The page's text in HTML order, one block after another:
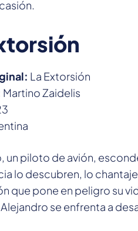
La Extorsión
Martino Zaidelis
un piloto de avión,
lo descubren, lo
que pone en peligro su
se enfrenta a